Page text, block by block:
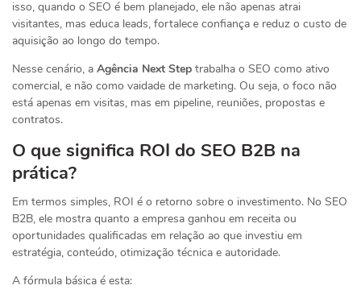
isso, quando o SEO é bem planejado, ele não apenas atrai
visitantes, mas educa leads, fortalece confiança e reduz o custo de
aquisição ao longo do tempo.
Nesse cenário, a Agência Next Step trabalha o SEO como ativo
comercial, e não como vaidade de marketing. Ou seja, o foco não
está apenas em visitas, mas em pipeline, reuniões, propostas e
contratos.
O que significa ROI do SEO B2B na
prática?
Em termos simples, ROI é o retorno sobre o investimento. No SEO
B2B, ele mostra quanto a empresa ganhou em receita ou
oportunidades qualificadas em relação ao que investiu em
estratégia, conteúdo, otimização técnica e autoridade.
A fórmula básica é esta: